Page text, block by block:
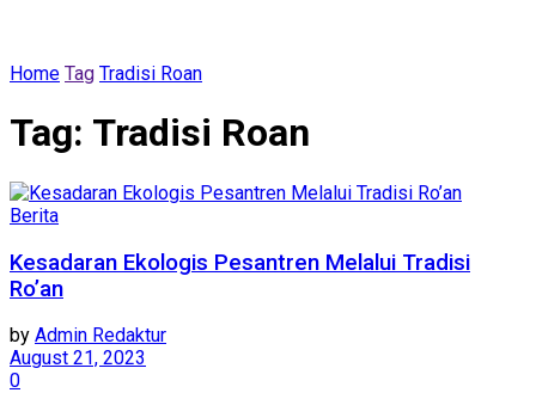
Home Tag Tradisi Roan
Tag: Tradisi Roan
Berita
Kesadaran Ekologis Pesantren Melalui Tradisi
Ro’an
by Admin Redaktur
August 21, 2023
0